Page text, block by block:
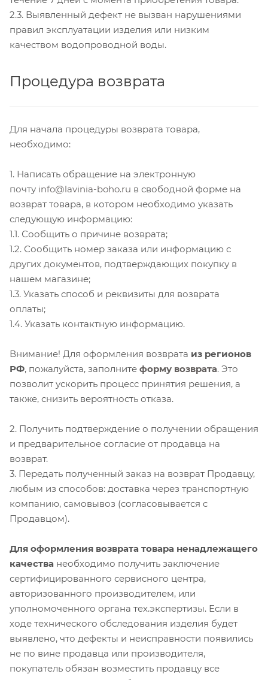
2.3. Выявленный дефект не вызван нарушениями
правил эксплуатации изделия или низким
качеством водопроводной воды.
Процедура возврата
Для начала процедуры возврата товара,
необходимо:
1. Написать обращение на электронную
почту info@lavinia-boho.ru в свободной форме на
возврат товара, в котором необходимо указать
следующую информацию:
1.1. Сообщить о причине возврата;
1.2. Сообщить номер заказа или информацию с
других документов, подтверждающих покупку в
нашем магазине;
1.3. Указать способ и реквизиты для возврата
оплаты;
1.4. Указать контактную информацию.
Внимание! Для оформления возврата из регионов
РФ, пожалуйста, заполните форму возврата. Это
позволит ускорить процесс принятия решения, а
также, снизить вероятность отказа.
2. Получить подтверждение о получении обращения
и предварительное согласие от продавца на
возврат.
3. Передать полученный заказ на возврат Продавцу,
любым из способов: доставка через транспортную
компанию, самовывоз (согласовывается с
Продавцом).
Для оформления возврата товара ненадлежащего
качества необходимо получить заключение
сертифицированного сервисного центра,
авторизованного производителем, или
уполномоченного органа тех.экспертизы. Если в
ходе технического обследования изделия будет
выявлено, что дефекты и неисправности появились
не по вине продавца или производителя,
покупатель обязан возместить продавцу все